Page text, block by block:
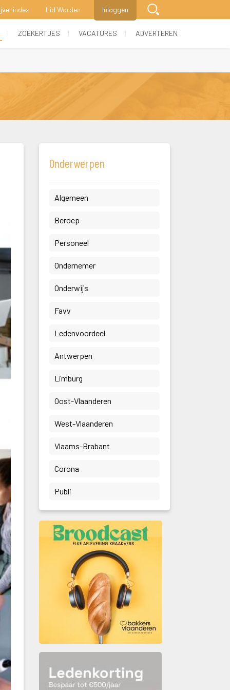
Lid Worden Inloggen
ZOEKERTJES VACATURES ADVERTEREN
Onderwerpen
Algemeen
Beroep
Personeel
Ondernemer
Onderwijs
Favv
Ledenvoordeel
Antwerpen
Limburg
Oost-Vlaanderen
West-Vlaanderen
Vlaams-Brabant
Corona
Publi